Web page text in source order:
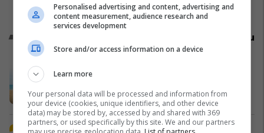
Hamzës
Politikë
Promo Reklamo këtu
A po don me rrnu n’deti? Kursimet
Banka Ekonomike
Plan B Creative rrit ndikimin e
Personalised advertising and content, advertising and
content measurement, audience research and
services development
Store and/or access information on a device
Learn more
Your personal data will be processed and information from
your device (cookies, unique identifiers, and other device
data) may be stored by, accessed by and shared with 369
partners, or used specifically by this site. We and our partners